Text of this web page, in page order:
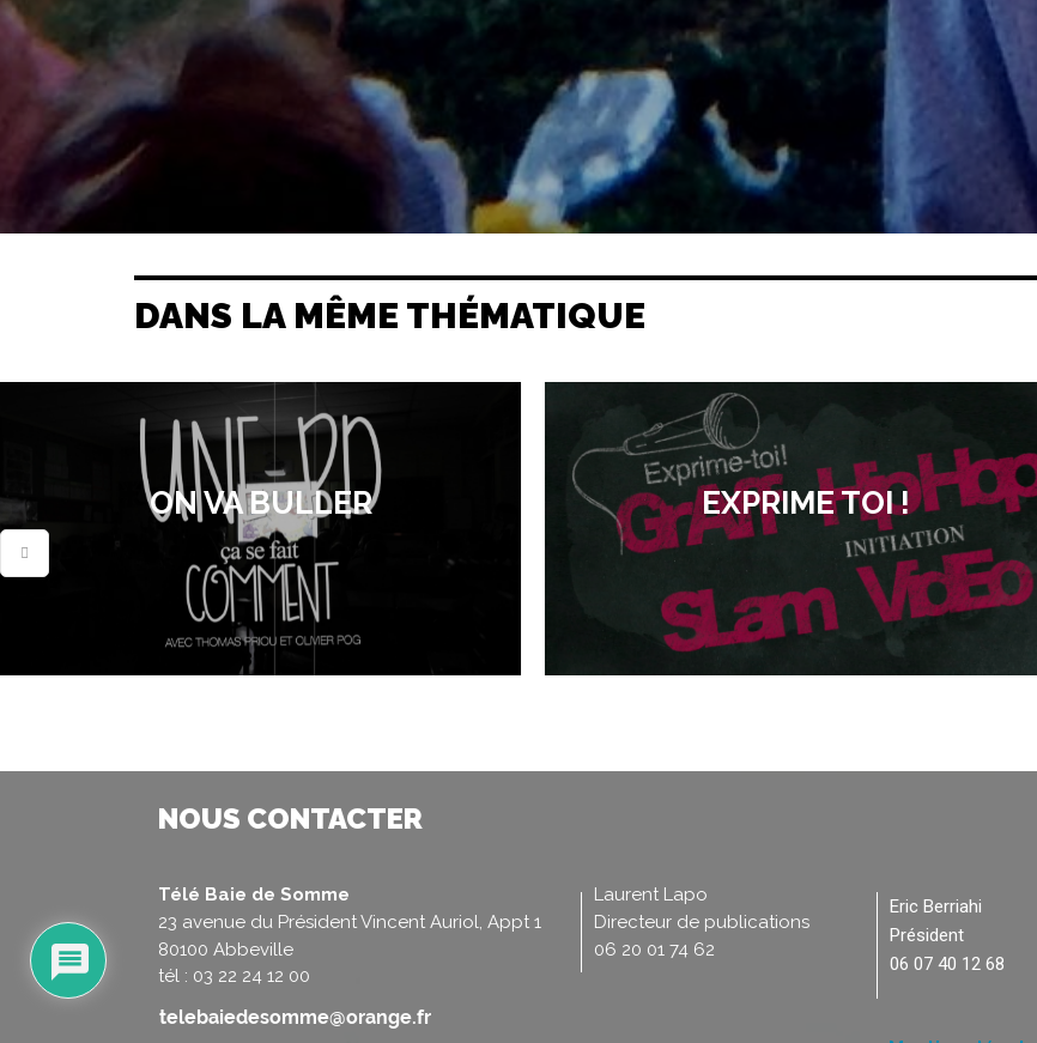
DANS LA MÊME THÉMATIQUE
ON VA BULLER EXPRIME TOI !
NOUS CONTACTER
Télé Baie de Somme
23 avenue du Président Vincent Auriol, Appt 1
80100 Abbeville
tél : 03 22 24 12 00
Laurent Lapo
Directeur de publications
06 20 01 74 62
Eric Berriahi
Président
06 07 40 12 68